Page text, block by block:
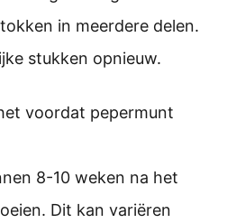
in meerdere delen.
stukken opnieuw.
voordat pepermunt
8-10 weken na het
Dit kan variëren